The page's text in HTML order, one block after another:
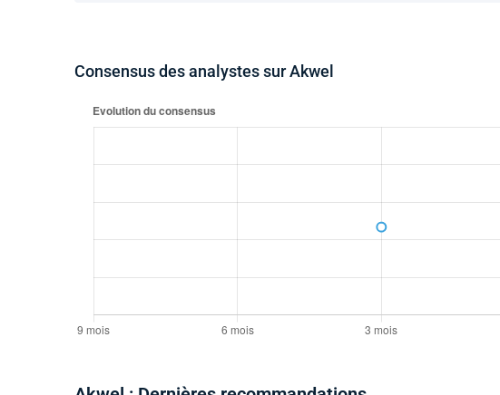
Consensus des analystes sur Akwel